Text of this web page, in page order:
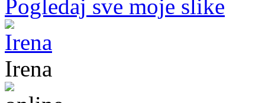
Pogledaj sve moje slike
Irena